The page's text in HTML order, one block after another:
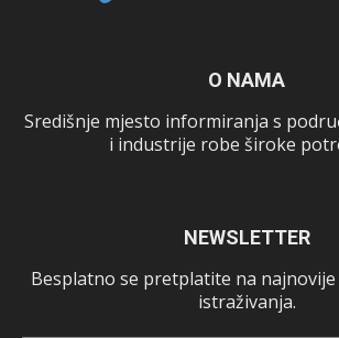
O NAMA
Središnje mjesto informiranja s
i industrije robe široke
NEWSLETTER
Besplatno se pretplatite na najnovije
istraživanja.